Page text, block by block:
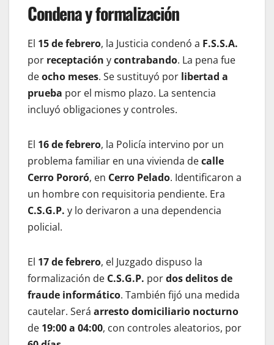
Condena y formalización
El 15 de febrero, la Justicia condenó a F.S.S.A.
por receptación ycontrabando. La pena fue
deocho meses. Se sustituyó por libertad a
prueba por el mismo plazo. La sentencia
incluyó obligaciones y controles.
El 16 de febrero, la Policía intervino por un
problema familiar en una vivienda decalle
Cerro Pororó, en Cerro Pelado. Identificaron a
un hombre con requisitoria pendiente. Era
C.S.G.P. y lo derivaron a una dependencia
policial.
El 17 de febrero, el Juzgado dispuso la
formalización de C.S.G.P. pordos delitos de
fraude informático. También fijó una medida
cautelar. Será arresto domiciliario nocturno
de 19:00 a 04:00, con controles aleatorios, por